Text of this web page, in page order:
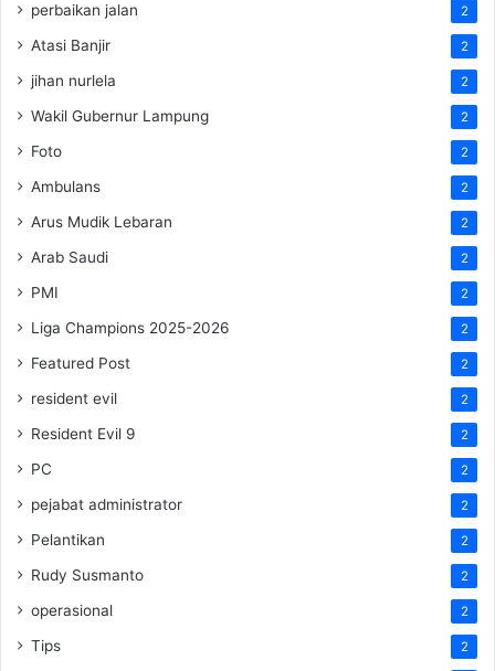
perbaikan jalan 2
Atasi Banjir 2
jihan nurlela 2
Wakil Gubernur Lampung 2
Foto 2
Ambulans 2
Arus Mudik Lebaran 2
Arab Saudi 2
PMI 2
Liga Champions 2025-2026 2
Featured Post 2
resident evil 2
Resident Evil 9 2
PC 2
pejabat administrator 2
Pelantikan 2
Rudy Susmanto 2
operasional 2
Tips 2